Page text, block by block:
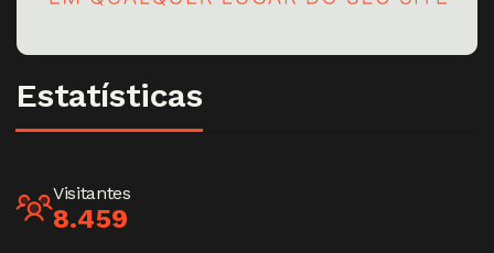
Estatísticas
Visitantes
8.459